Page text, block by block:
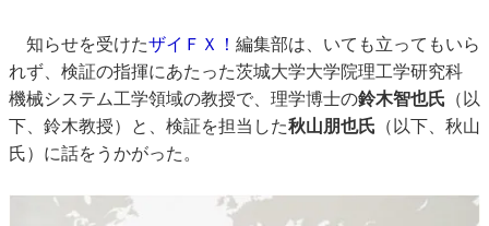
知らせを受けたザイＦＸ！ 編集部は、いても立ってもいら
れず、検証の指揮にあたった茨城大学大学院理工学研究科
機械システム工学領域の教授で、理学博士の鈴木智也氏 （以
下、鈴木教授）と、検証を担当した秋山朋也氏 （以下、秋山
氏）に話をうかがった。